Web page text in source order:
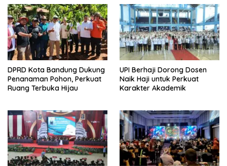
DPRD Kota Bandung Dukung
Penanaman Pohon, Perkuat
Ruang Terbuka Hijau
UPI Berhaji Dorong Dosen
Naik Haji untuk Perkuat
Karakter Akademik